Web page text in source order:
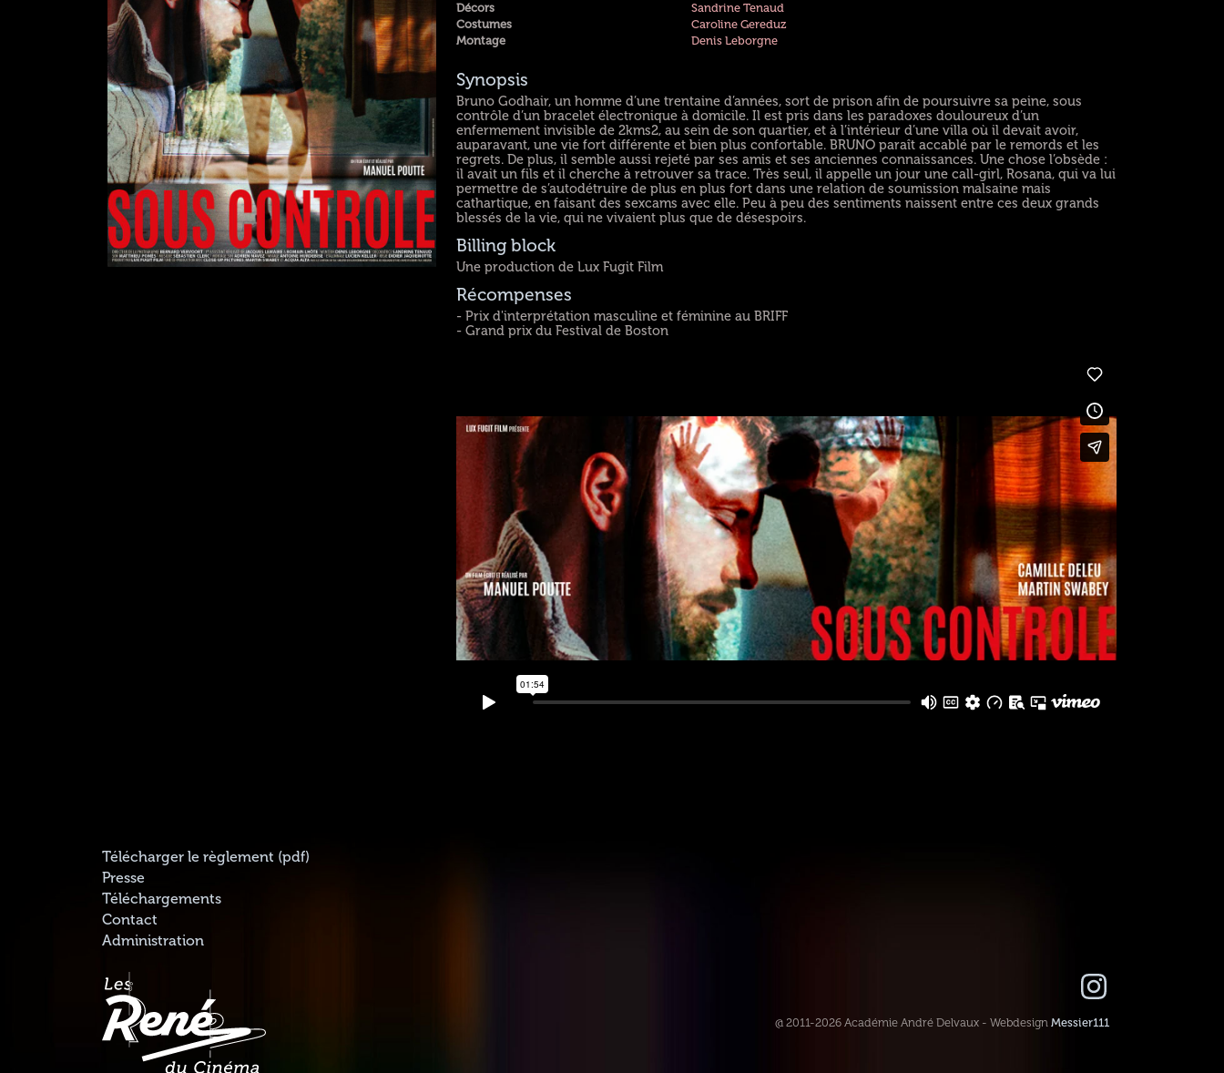
Décors
Sandrine Tenaud
Costumes
Caroline Gereduz
Montage
Denis Leborgne
Synopsis
Bruno Godhair, un homme d’une trentaine d’années, sort de prison afin de poursuivre sa peine, sous
contrôle d’un bracelet électronique à domicile. Il est pris dans les paradoxes douloureux d’un
enfermement invisible de 2kms2, au sein de son quartier, et à l’intérieur d’une villa où il devait avoir,
auparavant, une vie fort différente et bien plus confortable. BRUNO paraît accablé par le remords et les
regrets. De plus, il semble aussi rejeté par ses amis et ses anciennes connaissances. Une chose l’obsède :
il avait un fils et il cherche à retrouver sa trace. Très seul, il appelle un jour une call-girl, Rosana, qui va lui
permettre de s’autodétruire de plus en plus fort dans une relation de soumission malsaine mais
cathartique, en faisant des sexcams avec elle. Peu à peu des sentiments naissent entre ces deux grands
blessés de la vie, qui ne vivaient plus que de désespoirs.
Billing block
Une production de Lux Fugit Film
Récompenses
- Prix d'interprétation masculine et féminine au BRIFF
- Grand prix du Festival de Boston
Télécharger le règlement (pdf)
Presse
Téléchargements
Contact
Administration
@ 2011-2026 Académie André Delvaux - WebdesignMessier111